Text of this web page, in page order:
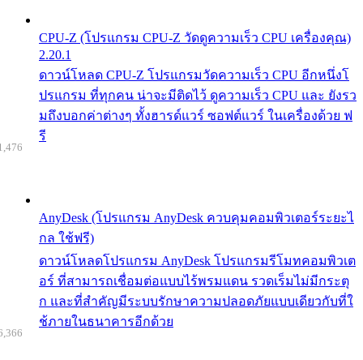
CPU-Z (โปรแกรม CPU-Z วัดดูความเร็ว CPU เครื่องคุณ)
2.20.1
ดาวน์โหลด CPU-Z โปรแกรมวัดความเร็ว CPU อีกหนึ่งโ
ปรแกรม ที่ทุกคน น่าจะมีติดไว้ ดูความเร็ว CPU และ ยังรว
มถึงบอกค่าต่างๆ ทั้งฮารด์แวร์ ซอฟต์แวร์ ในเครื่องด้วย ฟ
รี
AnyDesk (โปรแกรม AnyDesk ควบคุมคอมพิวเตอร์ระยะไ
กล ใช้ฟรี)
ดาวน์โหลดโปรแกรม AnyDesk โปรแกรมรีโมทคอมพิวเต
อร์ ที่สามารถเชื่อมต่อแบบไร้พรมแดน รวดเร็มไม่มีกระตุ
ก และที่สำคัญมีระบบรักษาความปลอดภัยแบบเดียวกับที่ใ
ช้ภายในธนาคารอีกด้วย